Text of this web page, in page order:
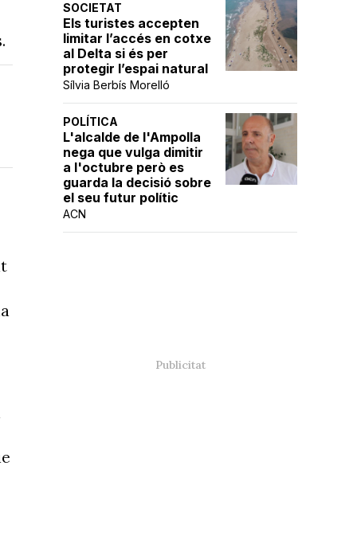
SOCIETAT
Els turistes accepten
limitar l’accés en cotxe
al Delta si és per
protegir l’espai natural
Sílvia Berbís Morelló
POLÍTICA
L'alcalde de l'Ampolla
nega que vulga dimitir
a l'octubre però es
guarda la decisió sobre
el seu futur polític
ACN